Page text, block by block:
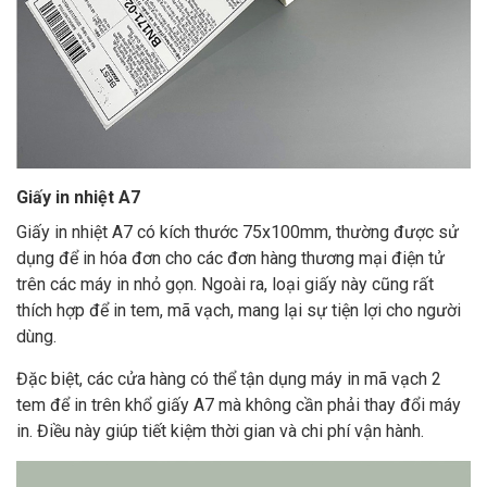
Giấy in nhiệt A7
Giấy in nhiệt A7 có kích thước 75x100mm, thường được sử
dụng để in hóa đơn cho các đơn hàng thương mại điện tử
trên các máy in nhỏ gọn. Ngoài ra, loại giấy này cũng rất
thích hợp để in tem, mã vạch, mang lại sự tiện lợi cho người
dùng.
Đặc biệt, các cửa hàng có thể tận dụng máy in mã vạch 2
tem để in trên khổ giấy A7 mà không cần phải thay đổi máy
in. Điều này giúp tiết kiệm thời gian và chi phí vận hành.